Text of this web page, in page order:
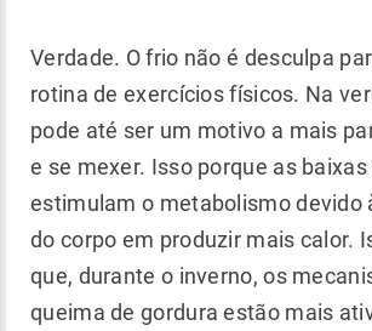
Verdade. O frio não é desculpa
rotina de exercícios físicos. Na
pode até ser um motivo a mais
e se mexer. Isso porque as
estimulam o metabolismo devido
do corpo em produzir mais calor.
que, durante o inverno, os
queima de gordura estão mais